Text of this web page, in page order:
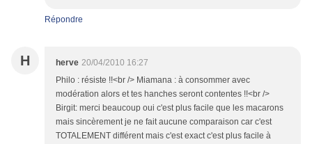
Répondre
H herve 20/04/2010 16:27
Philo : résiste !!<br /> Miamana : à consommer avec
modération alors et tes hanches seront contentes !!<br />
Birgit: merci beaucoup oui c'est plus facile que les macarons
mais sincèrement je ne fait aucune comparaison car c'est
TOTALEMENT différent mais c'est exact c'est plus facile à